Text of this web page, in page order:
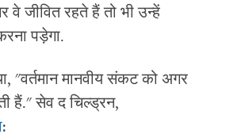
जीवित रहते हैं तो भी उन्हें
पड़ेगा.
"वर्तमान मानवीय संकट को अगर
हैं." सेव द चिल्ड्रन,
: